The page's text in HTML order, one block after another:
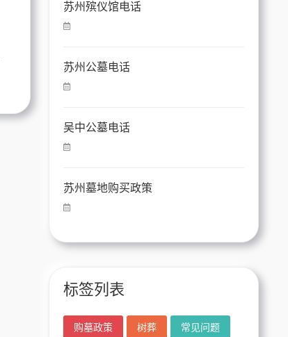
苏州殡仪馆电话
苏州公墓电话
吴中公墓电话
苏州墓地购买政策
标签列表
购墓政策 树葬 常见问题